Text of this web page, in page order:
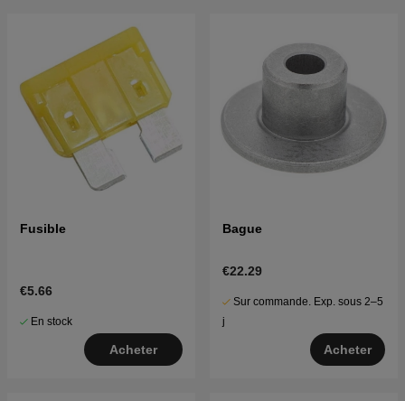
pour Husqvarna LTH1797 2009-10 (96041005104)
Fusible
€5.66
En stock
Acheter
Bague
€22.29
Sur commande. Exp. sous 2–5
j
Acheter